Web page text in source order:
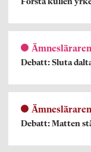
Första kullen
Ämnesläraren
Debatt: Sluta
Debatt: Matten